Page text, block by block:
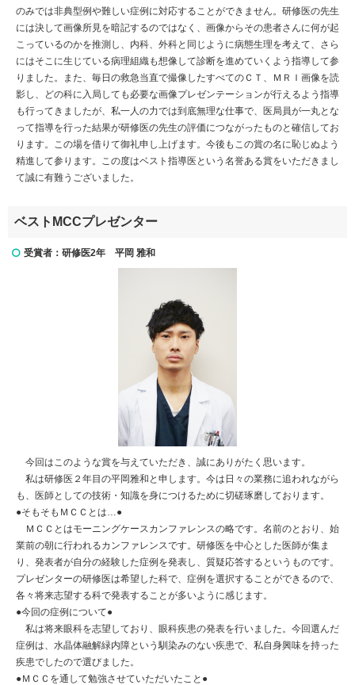
のみでは非典型例や難しい症例に対応することができません。研修医の先生
には決して画像所見を暗記するのではなく、画像からその患者さんに何が起
こっているのかを推測し、内科、外科と同じように病態生理を考えて、さら
にはそこに生じている病理組織も想像して診断を進めていくよう指導して参
りました。また、毎日の救急当直で撮像したすべてのＣＴ、ＭＲＩ画像を読
影し、どの科に入局しても必要な画像プレゼンテーションが行えるよう指導
も行ってきましたが、私一人の力では到底無理な仕事で、医局員が一丸とな
って指導を行った結果が研修医の先生の評価につながったものと確信してお
ります。この場を借りて御礼申し上げます。今後もこの賞の名に恥じぬよう
精進して参ります。この度はベスト指導医という名誉ある賞をいただきまし
て誠に有難うございました。
ベストMCCプレゼンター
受賞者：研修医2年 平岡 雅和
今回はこのような賞を与えていただき、誠にありがたく思います。
私は研修医２年目の平岡雅和と申します。今は日々の業務に追われながら
も、医師としての技術・知識を身につけるために切磋琢磨しております。
●そもそもＭＣＣとは…●
ＭＣＣとはモーニングケースカンファレンスの略です。名前のとおり、始
業前の朝に行われるカンファレンスです。研修医を中心とした医師が集ま
り、発表者が自分の経験した症例を発表し、質疑応答するというものです。
プレゼンターの研修医は希望した科で、症例を選択することができるので、
各々将来志望する科で発表することが多いように感じます。
●今回の症例について●
私は将来眼科を志望しており、眼科疾患の発表を行いました。今回選んだ
症例は、水晶体融解緑内障という馴染みのない疾患で、私自身興味を持った
疾患でしたので選びました。
●ＭＣＣを通して勉強させていただいたこと●